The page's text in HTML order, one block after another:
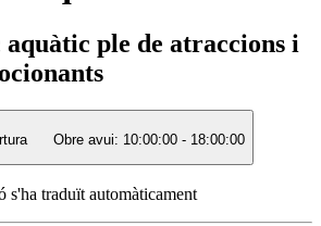
ple de atraccions i
Obre avui: 10:00:00 - 18:00:00
s'ha traduït automàticament